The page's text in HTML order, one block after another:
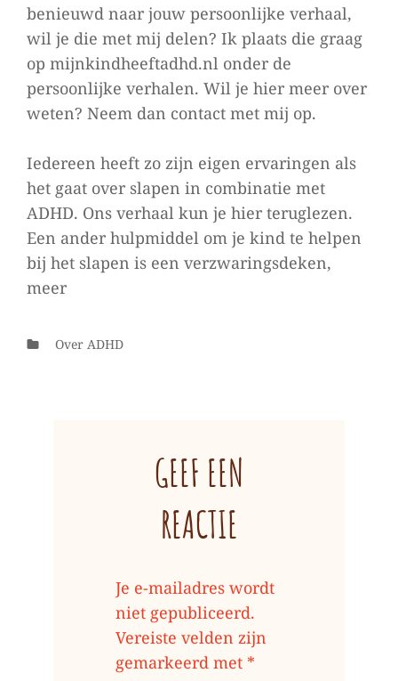
benieuwd naar jouw persoonlijke verhaal,
wil je die met mij delen? Ik plaats die graag
op mijnkindheeftadhd.nl onder de
persoonlijke verhalen. Wil je hier meer over
weten? Neem dan contact met mij op.
Iedereen heeft zo zijn eigen ervaringen als
het gaat over slapen in combinatie met
ADHD. Ons verhaal kun je hier teruglezen.
Een ander hulpmiddel om je kind te helpen
bij het slapen is een verzwaringsdeken,
meer
Categorieën
Over ADHD
GEEF EEN
REACTIE
Je e-mailadres wordt
niet gepubliceerd.
Vereiste velden zijn
gemarkeerd met *